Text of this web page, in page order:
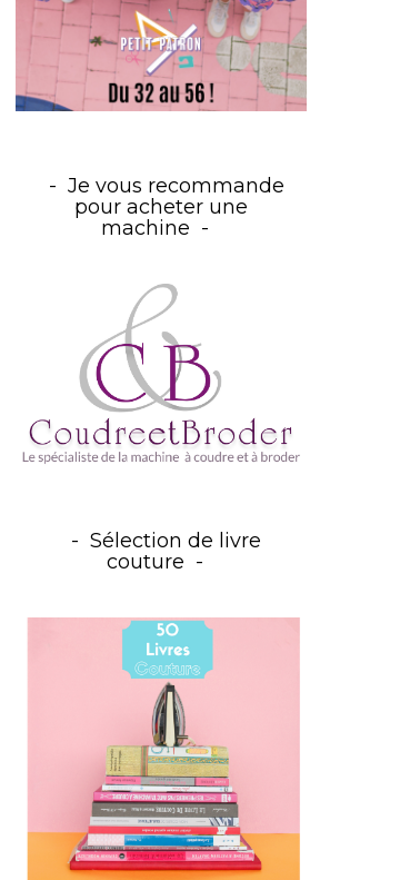
Je vous recommande
pour acheter une
machine
Sélection de livre
couture